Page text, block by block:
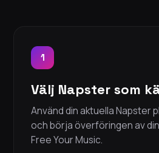
1
Välj Napster som
Använd din aktuella Napster
och börja överföringen av
Free Your Music.